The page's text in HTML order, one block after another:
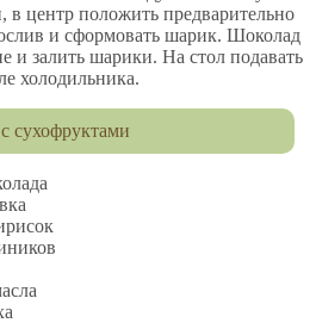
в центр положить предварительно
и сформовать шарик. Шоколад
и залить шарики. На стол подавать
холодильника.
сухофруктами